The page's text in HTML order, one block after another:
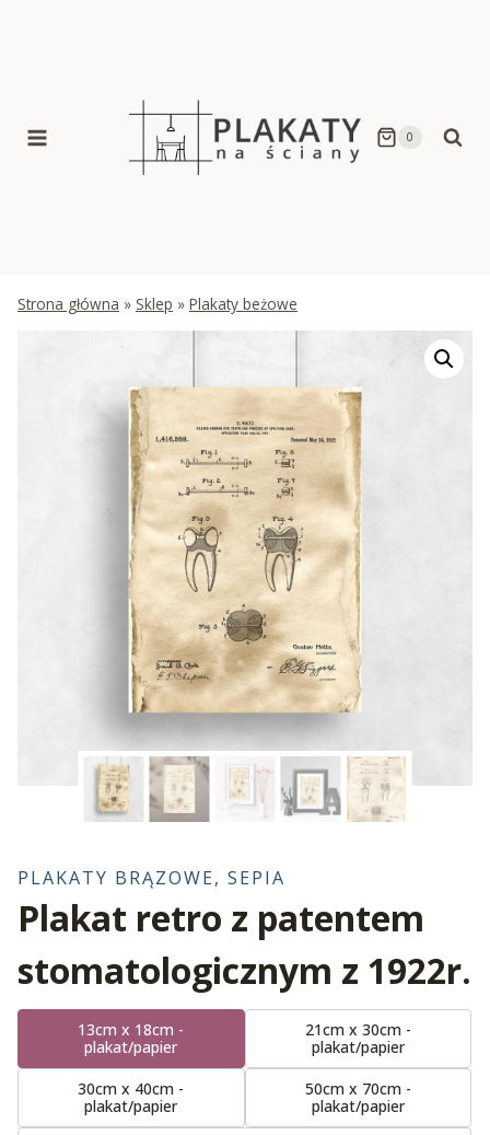
0
Strona główna » Sklep » Plakaty beżowe
PLAKATY BRĄZOWE, SEPIA
Plakat retro z patentem
stomatologicznym z 1922r.
13cm x 18cm -
plakat/papier
21cm x 30cm -
plakat/papier
30cm x 40cm -
plakat/papier
50cm x 70cm -
plakat/papier